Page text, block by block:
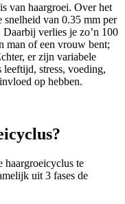
van haargroei. Over het
snelheid van 0.35 mm per
Daarbij verlies je zo’n 100
man of een vrouw bent;
er zijn variabele
stress, voeding,
op hebben.
haargroeicyclus te
uit 3 fases de